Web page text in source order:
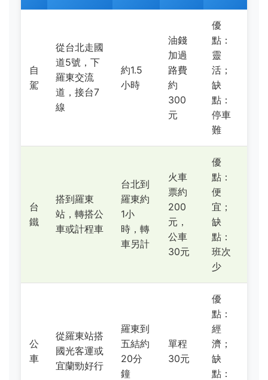
自
駕
從台北走國
道5號，下
羅東交流
道，接台7
線
約1.5
小時
油錢
加過
路費
約
300
元
優
點：
靈
活；
缺
點：
停車
難
台
鐵
搭到羅東
站，轉搭公
車或計程車
台北到
羅東約
1小
時，轉
車另計
火車
票約
200
元，
公車
30元
優
點：
便
宜；
缺
點：
班次
少
公
車
從羅東站搭
國光客運或
宜蘭勁好行
羅東到
五結約
20分
鐘
單程
30元
優
點：
經
濟；
缺
點：